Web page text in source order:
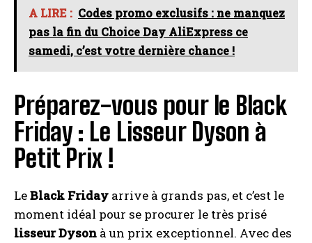
A LIRE : Codes promo exclusifs : ne manquez
pas la fin du Choice Day AliExpress ce
samedi, c’est votre dernière chance !
Préparez-vous pour le Black
Friday : Le Lisseur Dyson à
Petit Prix !
LeBlack Friday arrive à grands pas, et c’est le
moment idéal pour se procurer le très prisé
lisseur Dyson à un prix exceptionnel. Avec des